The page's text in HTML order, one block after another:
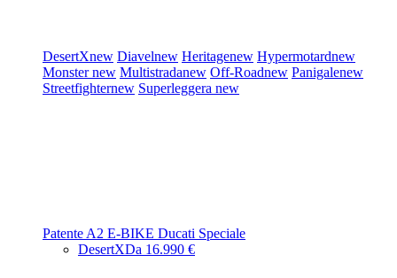
DesertXnew Diavelnew Heritagenew Hypermotardnew
Monsternew Multistradanew Off-Roadnew Panigalenew
Streetfighternew Superleggera new
Patente A2 E-BIKE Ducati Speciale
DesertXDa 16.990 €